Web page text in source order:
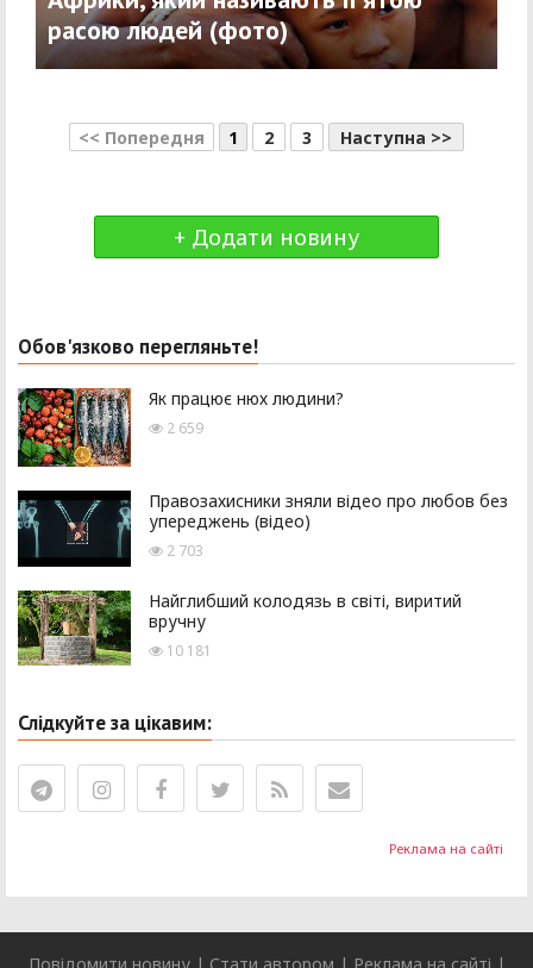
расою людей (фото)
<< Попередня 1 2 3 Наступна >>
+ Додати новину
Реклама на сайті
Обов'язково перегляньте!
Як працює нюх людини?
2 659
Правозахисники зняли відео про любов без
упереджень (відео)
2 703
Найглибший колодязь в світі, виритий
вручну
10 181
Слідкуйте за цікавим: